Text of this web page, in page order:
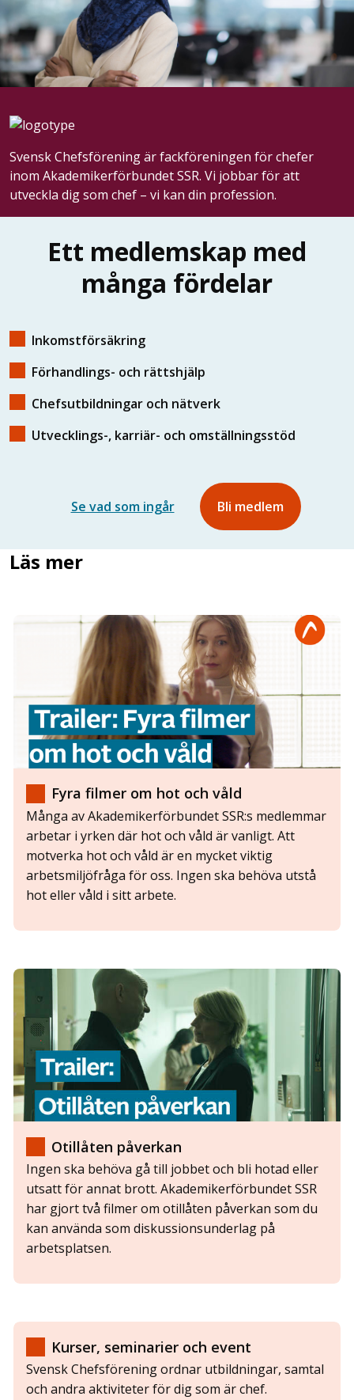
som
är
chef
Svensk Chefsförening är fackföreningen för chefer
inom Akademikerförbundet SSR. Vi jobbar för att
utveckla dig som chef – vi kan din profession.
Ett medlemskap med
många fördelar
Inkomstförsäkring
Förhandlings- och rättshjälp
Chefsutbildningar och nätverk
Utvecklings-, karriär- och omställningsstöd
Se vad som ingår Bli medlem
Läs mer
Fyra filmer om hot och våld
Många av Akademikerförbundet SSR:s medlemmar
arbetar i yrken där hot och våld är vanligt. Att
motverka hot och våld är en mycket viktig
arbetsmiljöfråga för oss. Ingen ska behöva utstå
hot eller våld i sitt arbete.
Otillåten påverkan
Ingen ska behöva gå till jobbet och bli hotad eller
utsatt för annat brott. Akademikerförbundet SSR
har gjort två filmer om otillåten påverkan som du
kan använda som diskussionsunderlag på
arbetsplatsen.
Kurser, seminarier och event
Svensk Chefsförening ordnar utbildningar, samtal
och andra aktiviteter för dig som är chef.